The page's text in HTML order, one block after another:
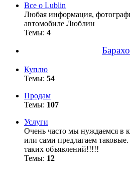
Все о Lublin
Любая информация,
автомобиле Люблин
Темы: 4
Куплю
Темы: 54
Продам
Темы: 107
Услуги
Очень часто мы нуждаемся в
или сами предлагаем таковые.
таких объявлений!!!!!
Темы: 12